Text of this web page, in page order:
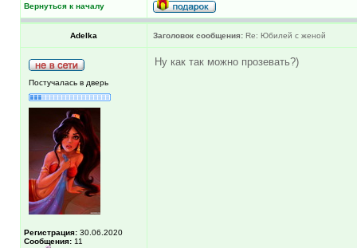
Вернуться к началу
Adelka Заголовок сообщения: Re: Юбилей с женой
Постучалась в дверь
Регистрация: 30.06.2020
Сообщения: 11
Ну как так можно прозевать?)